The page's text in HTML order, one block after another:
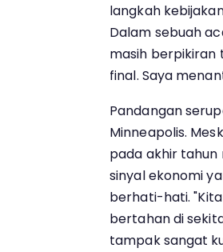
langkah
Dalam sebuah
masih berpikiran
final. Saya
Pandangan
Minneapolis.
pada akhir tahun
sinyal ekonomi
berhati-hati.
bertahan di
tampak sangat